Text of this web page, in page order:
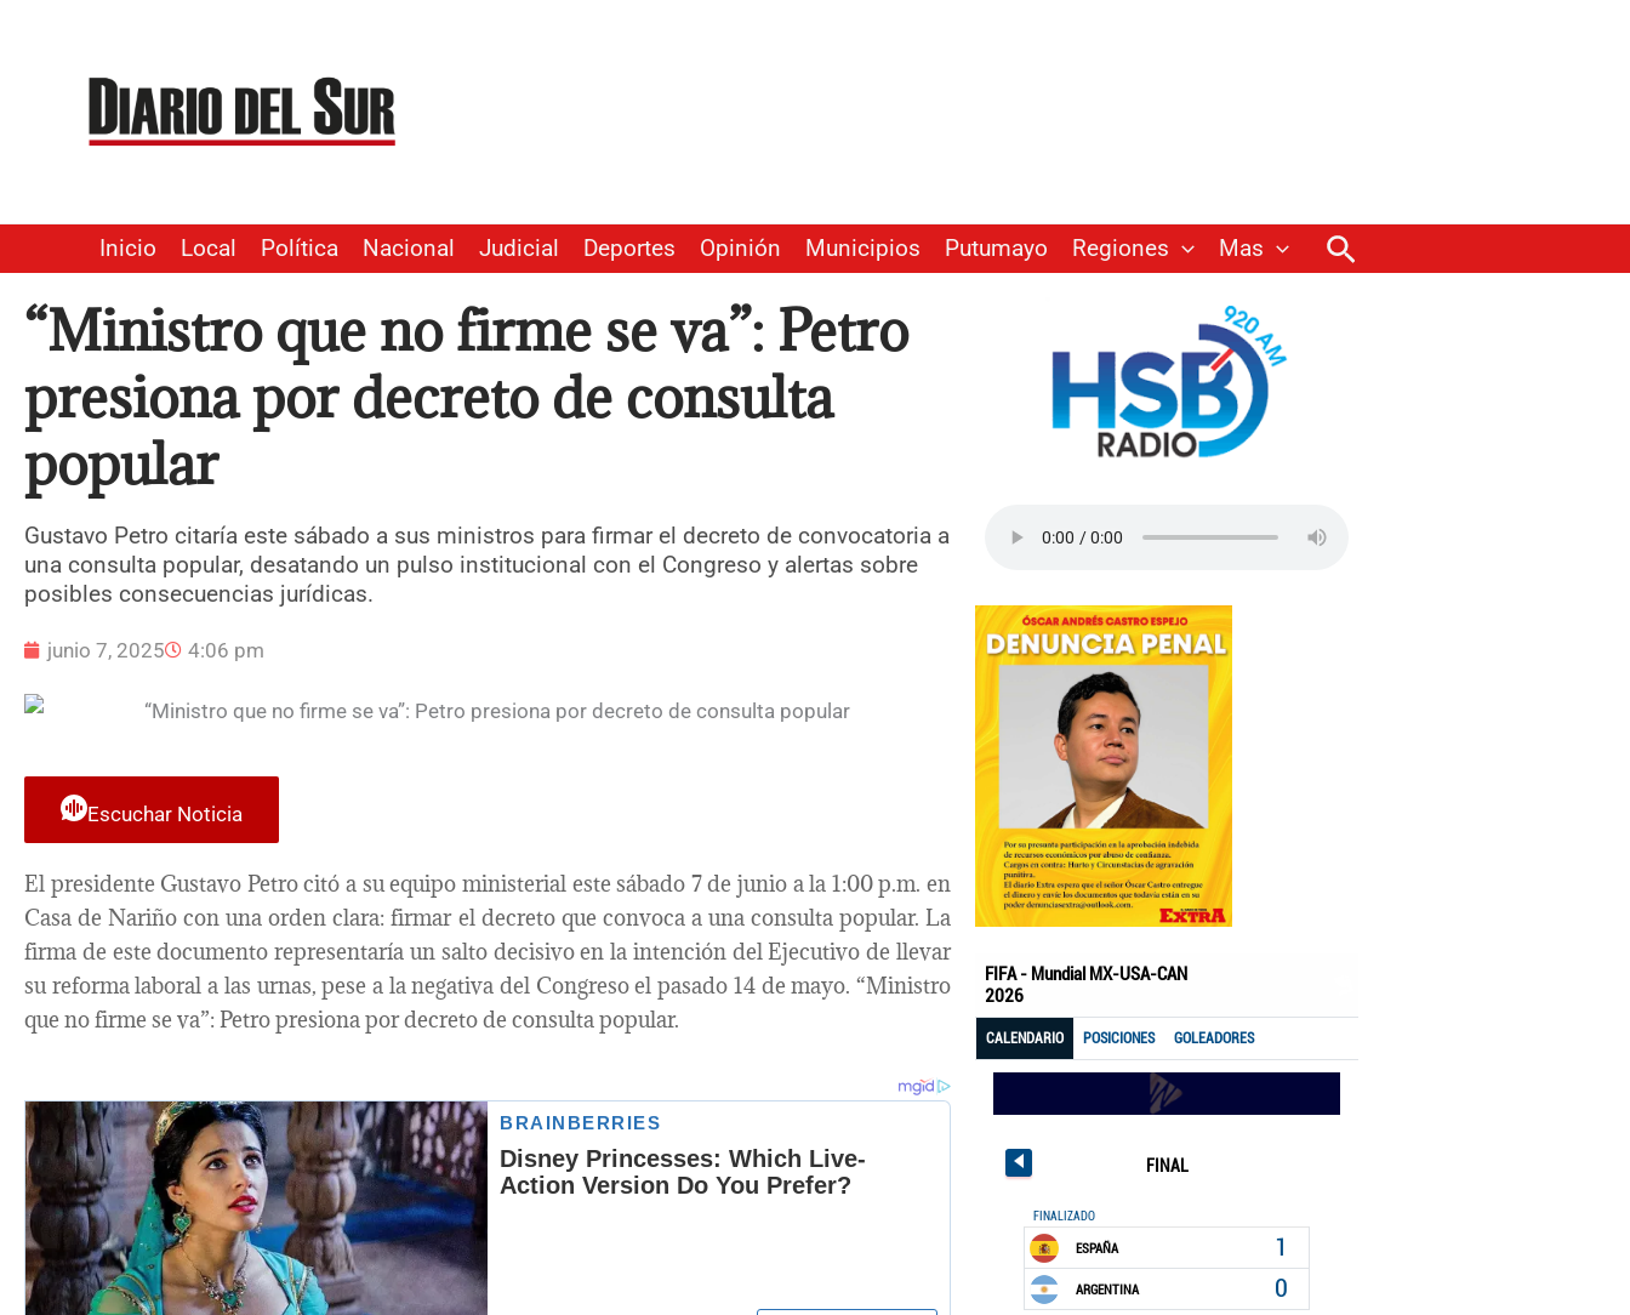
contenido
Inicio Local Política Nacional Judicial Deportes Opinión Municipios Putumayo Regiones Mas Buscar
“Ministro que no firme se va”: Petro
presiona por decreto de consulta
popular
Gustavo Petro citaría este sábado a sus ministros para firmar el decreto de convocatoria a
una consulta popular, desatando un pulso institucional con el Congreso y alertas sobre
posibles consecuencias jurídicas.
junio 7, 2025 4:06 pm
Escuchar Noticia
El presidente Gustavo Petro citó a su equipo ministerial este sábado 7 de junio a la 1:00 p.m. en
Casa de Nariño con una orden clara: firmar el decreto que convoca a una consulta popular. La
firma de este documento representaría un salto decisivo en la intención del Ejecutivo de llevar
su reforma laboral a las urnas, pese a la negativa del Congreso el pasado 14 de mayo. “Ministro
que no firme se va”: Petro presiona por decreto de consulta popular.